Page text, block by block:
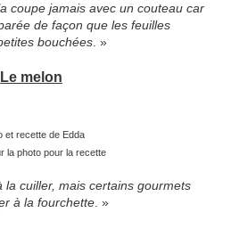
coupe jamais avec un couteau car
de façon que les feuilles
bouchées . »
Le melon
et recette de Edda
la photo pour la recette
cuiller, mais certains gourmets
à la fourchette . »